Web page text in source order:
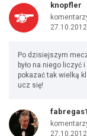
knopfler
Po dzisiejszym
było na niego liczyć
pokazać tak wielką
ucz się!